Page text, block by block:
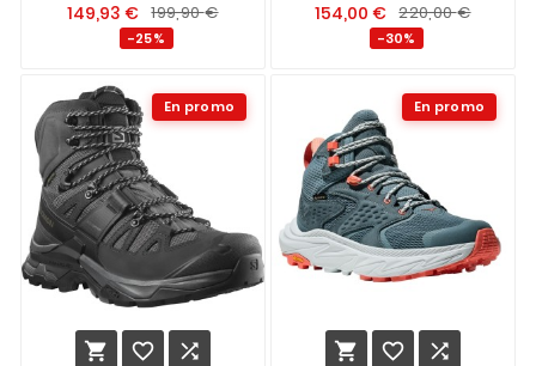
PALOMA
149,93€ 199,90€
-25%
LICHEN GREEN
154,00€ 220,00€
-30%
En promo
  
En promo
  